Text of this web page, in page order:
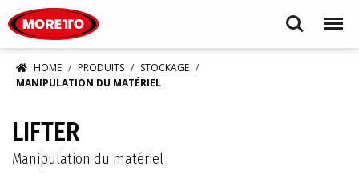
Search Menu
HOME PRODUITS
STOCKAGE
MANIPULATION DU MATÉRIEL
LIFTER
Manipulation du matériel